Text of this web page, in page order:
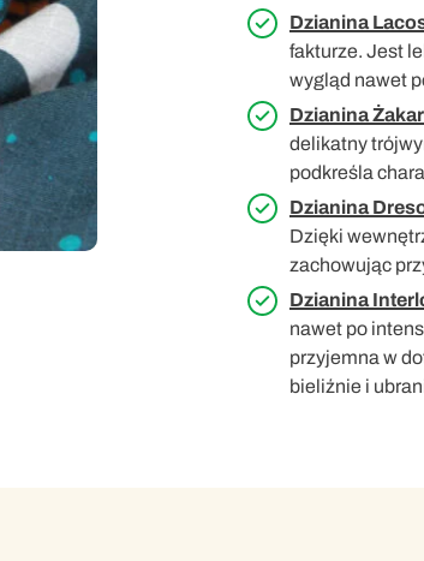
Dzianina
fakturze. Jest
wygląd nawet
Dzianina
delikatny
podkreśla
Dzianina
Dzięki
zachowując
Dzianina
nawet po
przyjemna w
bieliźnie i